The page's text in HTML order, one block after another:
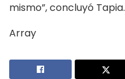
mismo”, concluyó Tapia.
Array